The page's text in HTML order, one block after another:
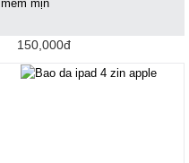
mềm mịn
150,000đ